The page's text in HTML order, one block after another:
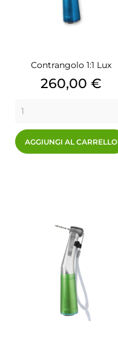
Contrangolo 1:1 Lux
Prezzo
260,00 €
AGGIUNGI AL CARRELLO